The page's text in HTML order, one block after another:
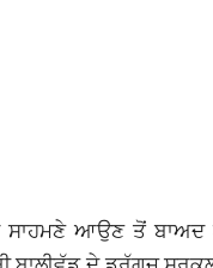
ਸਾਹਮਣੇ ਆਉਣ ਤੋਂ ਬਾਅਦ